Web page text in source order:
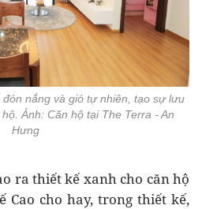
nắng và gió tự nhiên, tạo sự lưu
Ảnh: Căn hộ tại The Terra - An
Hưng
ra thiết kế xanh cho căn hộ
Cao cho hay, trong thiết kế,